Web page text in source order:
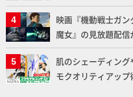
ー塗料の未来につ
映画『機動戦士ガ
魔女』の見放題配
Prime Videoで国内
肌のシェーディン
モクオリティアッ